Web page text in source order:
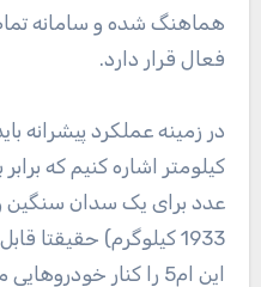
هماهنگ شده و سامانه
فعال قرار دارد.
1933 کیلوگرم) حقیقتا
این ام5 را کنار